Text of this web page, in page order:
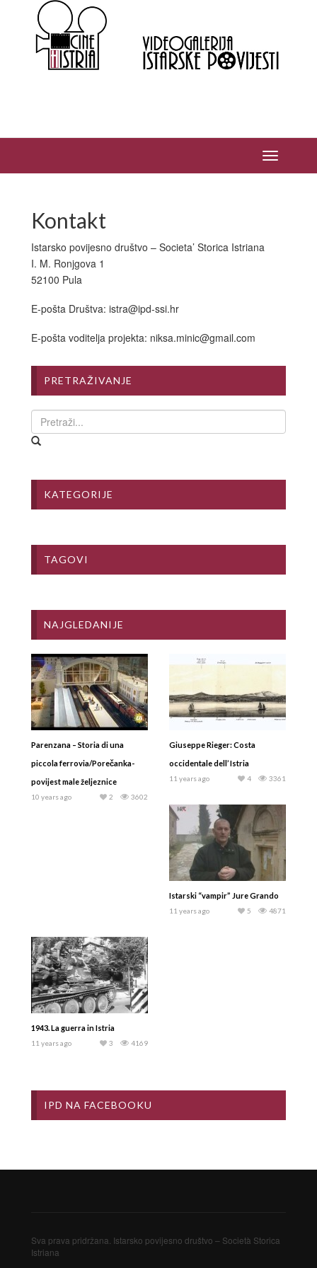
Kontakt
Istarsko povijesno društvo – Societa’ Storica Istriana
I. M. Ronjgova 1
52100 Pula
E-pošta Društva: istra@ipd-ssi.hr
E-pošta voditelja projekta: niksa.minic@gmail.com
PRETRAŽIVANJE
KATEGORIJE
TAGOVI
NAJGLEDANIJE
Parenzana – Storia di una
piccola ferrovia/Porečanka-
povijest male željeznice
10 years ago 3602
2
Giuseppe Rieger: Costa
occidentale dell’ Istria
11 years ago 3361
4
Istarski “vampir” Jure Grando
11 years ago 4871
5
1943. La guerra in Istria
11 years ago 4169
3
IPD NA FACEBOOKU
Sva prava pridržana. Istarsko povijesno društvo – Società Storica
Istriana